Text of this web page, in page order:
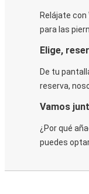
Relájate
para las
Elige,
De tu
reserva,
Vamos
¿Por qué
puedes